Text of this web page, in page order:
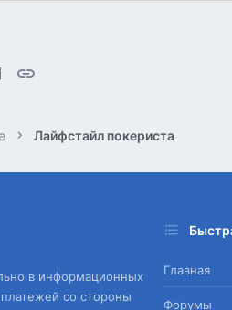
Электронная почта
Лайфстайл покериста
в информационных
со стороны
Главная
Форумы